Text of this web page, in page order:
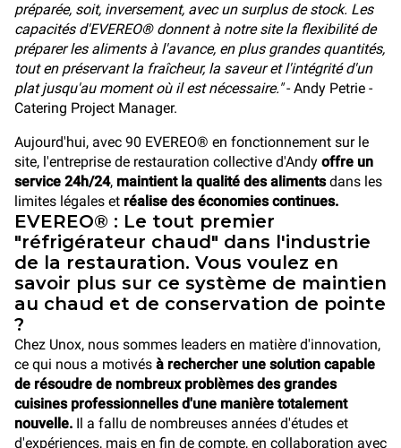
préparée, soit, inversement, avec un surplus de stock. Les
capacités d'EVEREO® donnent à notre site la flexibilité de
préparer les aliments à l'avance, en plus grandes quantités,
tout en préservant la fraîcheur, la saveur et l'intégrité d'un
plat jusqu'au moment où il est nécessaire."- Andy Petrie -
Catering Project Manager.
Aujourd'hui, avec 90 EVEREO® en fonctionnement sur le
site, l'entreprise de restauration collective d'Andy offre un
service 24h/24, maintient la qualité des alimentsdans les
limites légales et réalise des économies continues.
EVEREO® : Le tout premier
"réfrigérateur chaud" dans l'industrie
de la restauration. Vous voulez en
savoir plus sur ce système de maintien
au chaud et de conservation de pointe
?
Chez Unox, nous sommes leaders en matière d'innovation,
ce qui nous a motivés à rechercher une solution capable
de résoudre de nombreux problèmes des grandes
cuisines professionnelles d'une manière totalement
nouvelle. Il a fallu de nombreuses années d'études et
d'expériences, mais en fin de compte, en collaboration avec